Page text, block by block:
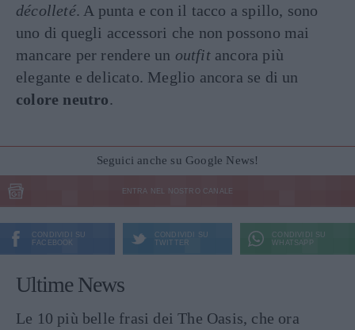
décolleté. A punta e con il tacco a spillo, sono
uno di quegli accessori che non possono mai
mancare per rendere un outfitancora più
elegante e delicato. Meglio ancora se di un
colore neutro.
Seguici anche su Google News!
ENTRA NEL NOSTRO CANALE
CONDIVIDI SU
FACEBOOK
CONDIVIDI SU
TWITTER
CONDIVIDI SU
WHATSAPP
Ultime News
Le 10 più belle frasi dei The Oasis, che ora